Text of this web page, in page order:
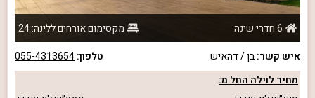
6 חדרי שינה
מקסימום אורחים ללינה: 24
איש קשר:בן / דהאיש טלפון:055-4313654
מחיר לוילה החל מ: